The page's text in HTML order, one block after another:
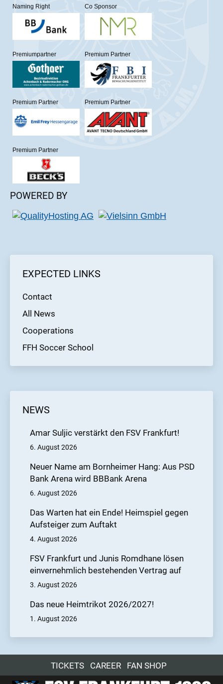
Naming Right Co Sponsor
Premiumpartner Premium Partner
Premium Partner Premium Partner
Premium Partner
POWERED BY
EXPECTED LINKS
Contact
All News
Cooperations
FFH Soccer School
NEWS
Amar Suljic verstärkt den FSV Frankfurt!
6. August 2026
Neuer Name am Bornheimer Hang: Aus PSD
Bank Arena wird BBBank Arena
6. August 2026
Das Warten hat ein Ende! Heimspiel gegen
Aufsteiger zum Auftakt
4. August 2026
FSV Frankfurt und Junis Romdhane lösen
einvernehmlich bestehenden Vertrag auf
3. August 2026
Das neue Heimtrikot 2026/2027!
1. August 2026
TICKETS CAREER FAN SHOP